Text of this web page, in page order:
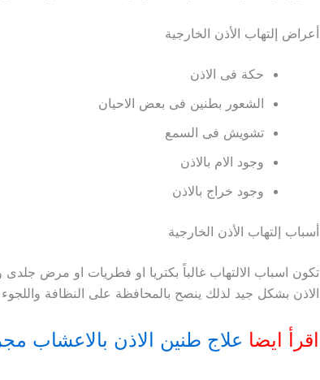
أعراض إلتهاب الأذن الخارجية
حكة فى الاذن
الشعور بطنين فى بعض الاحيان
تشويش فى السمع
وجود الام بالاذن
وجود خراج بالاذن
أسباب إلتهاب الأذن الخارجية
تكون اسباب الالتهاب غالباً بكتريا او فطريات او مرض
الاذن بشكل جيد لذلك ينصح بالمحافظة على النظافة
اقرأ ايضا علاج طنين الاذن بالاعشاب